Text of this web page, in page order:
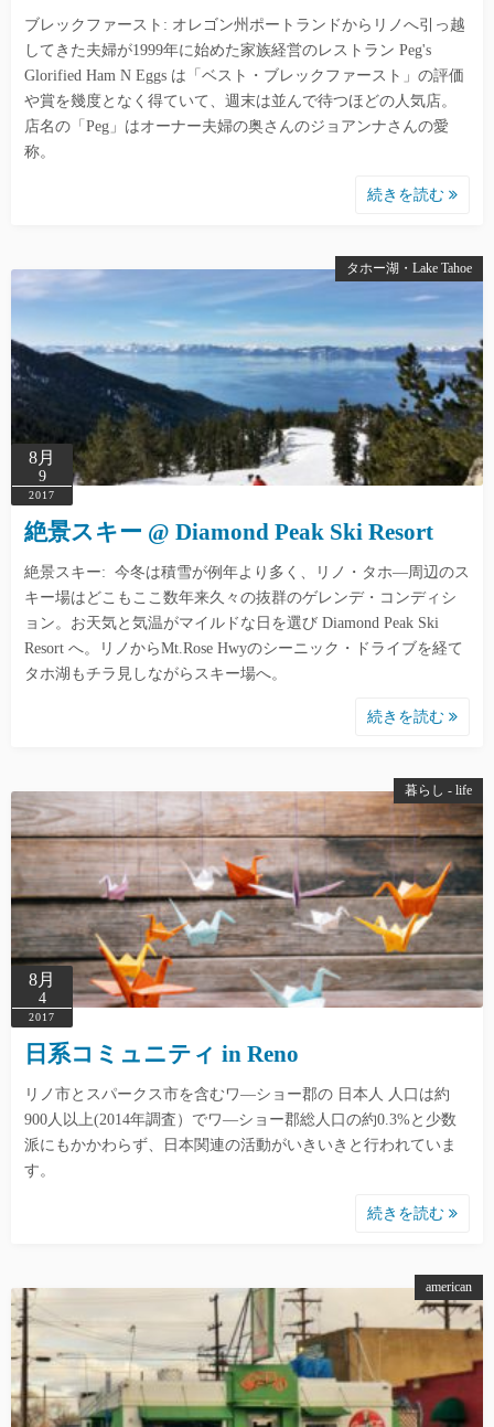
ブレックファースト: オレゴン州ポートランドからリノへ引っ越
してきた夫婦が1999年に始めた家族経営のレストラン Peg's
Glorified Ham N Eggs は「ベスト・ブレックファースト」の評価
や賞を幾度となく得ていて、週末は並んで待つほどの人気店。
店名の「Peg」はオーナー夫婦の奥さんのジョアンナさんの愛
称。
続きを読む
タホー湖・Lake Tahoe
8月
9
2017
絶景スキー @ Diamond Peak Ski Resort
絶景スキー: 今冬は積雪が例年より多く、リノ・タホ―周辺のス
キー場はどこもここ数年来久々の抜群のゲレンデ・コンディシ
ョン。お天気と気温がマイルドな日を選び Diamond Peak Ski
Resort へ。リノからMt.Rose Hwyのシーニック・ドライブを経て
タホ湖もチラ見しながらスキー場へ。
続きを読む
暮らし - life
8月
4
2017
日系コミュニティ in Reno
リノ市とスパークス市を含むワ―ショー郡の 日本人 人口は約
900人以上(2014年調査）でワ―ショー郡総人口の約0.3%と少数
派にもかかわらず、日本関連の活動がいきいきと行われていま
す。
続きを読む
american